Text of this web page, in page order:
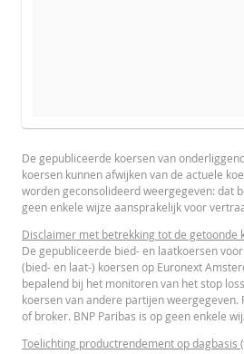
VERWACHTE KOERS VAN DE
Referentiekoers
Financieringsniveau
Stop loss-niveau
PROSPECTUS
Nederlands (Nederland)
FINAL TERMS
Nederlands (Nederland)
PRODUCT PROJECTIONS
Some helper text for the product
UNDERLYING PRICE
De gepubliceerde koersen van
koersen kunnen afwijken van de actuele
worden geconsolideerd weergegeven: dat
geen enkele wijze aansprakelijk voor
Disclaimer met betrekking tot de getoonde
De gepubliceerde bied- en laatkoersen
(bied- en laat-) koersen op Euronext
bepalend bij het monitoren van het stop
koersen van andere partijen
of broker. BNP Paribas is op geen enkele
Toelichting productrendement op dagbasis